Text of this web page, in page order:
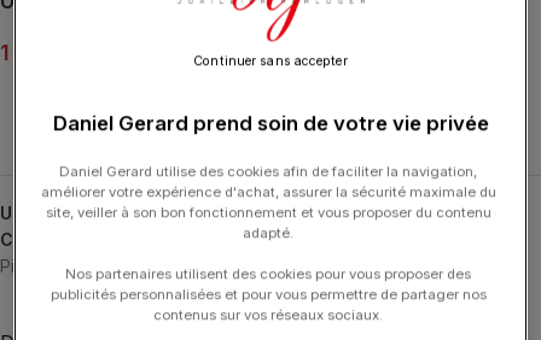
1 100.00
UGS :BOWFD
Catégories :
Boucles d'Oreilles, Boucles d'Oreilles
Pixie & The Wolf
Typologies
Daniel Gerard prend soin de votre vie privée
Daniel Gerard utilise des cookies afin de faciliter la navigation,
améliorer votre expérience d'achat, assurer la sécurité maximale du
site, veiller à son bon fonctionnement et vous proposer du contenu
adapté.
Nos partenaires utilisent des cookies pour vous proposer des
publicités personnalisées et pour vous permettre de partager nos
contenus sur vos réseaux sociaux.
Continuer sans accepter